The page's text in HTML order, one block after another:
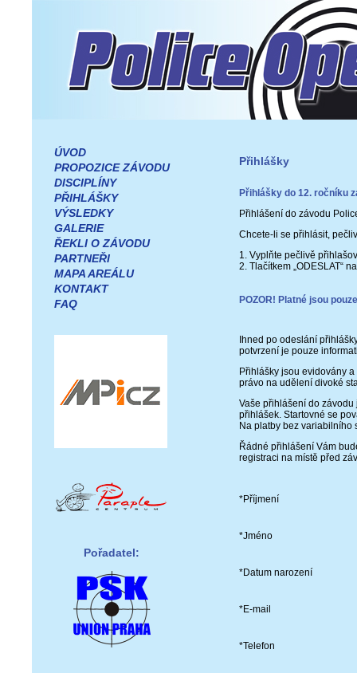
ÚVOD
PROPOZICE ZÁVODU
DISCIPLÍNY
PŘIHLÁŠKY
VÝSLEDKY
GALERIE
ŘEKLI O ZÁVODU
PARTNEŘI
MAPA AREÁLU
KONTAKT
FAQ
Pořadatel:
Přihlášky
Přihlášky do 12. ročníku
Přihlášení do závodu
Chcete-li se přihlásit,
1. Vyplňte pečlivě
2. Tlačítkem „ODESLAT“
POZOR! Platné jsou
Ihned po odeslání
potvrzení je pouze
Přihlášky jsou evidovány
právo na udělení divoké
Vaše přihlášení do
přihlášek. Startovné se
Na platby bez variabilního
Řádné přihlášení Vám
registraci na místě před
*Příjmení
*Jméno
*Datum narození
*E-mail
*Telefon